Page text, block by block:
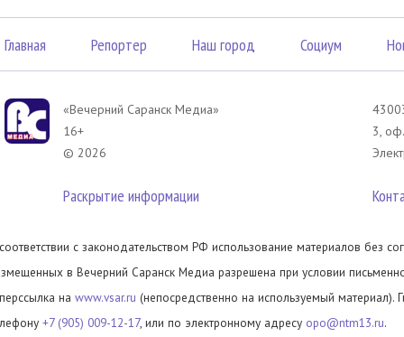
Главная Репортер Наш город Социум
«Вечерний Саранск Mедиа»
16+
© 2026
Раскрытие информации
3,
с законодательством РФ использование материалов без
в Вечерний Саранск Медиа разрешена при условии
на www.vsar.ru (непосредственно на используемый материал).
+7 (905) 009-12-17, или по электронному адресу opo@ntm13.ru.